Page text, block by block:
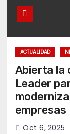
ACTUALIDAD
Abierta la
Leader
empresas
Oct 6, 2025